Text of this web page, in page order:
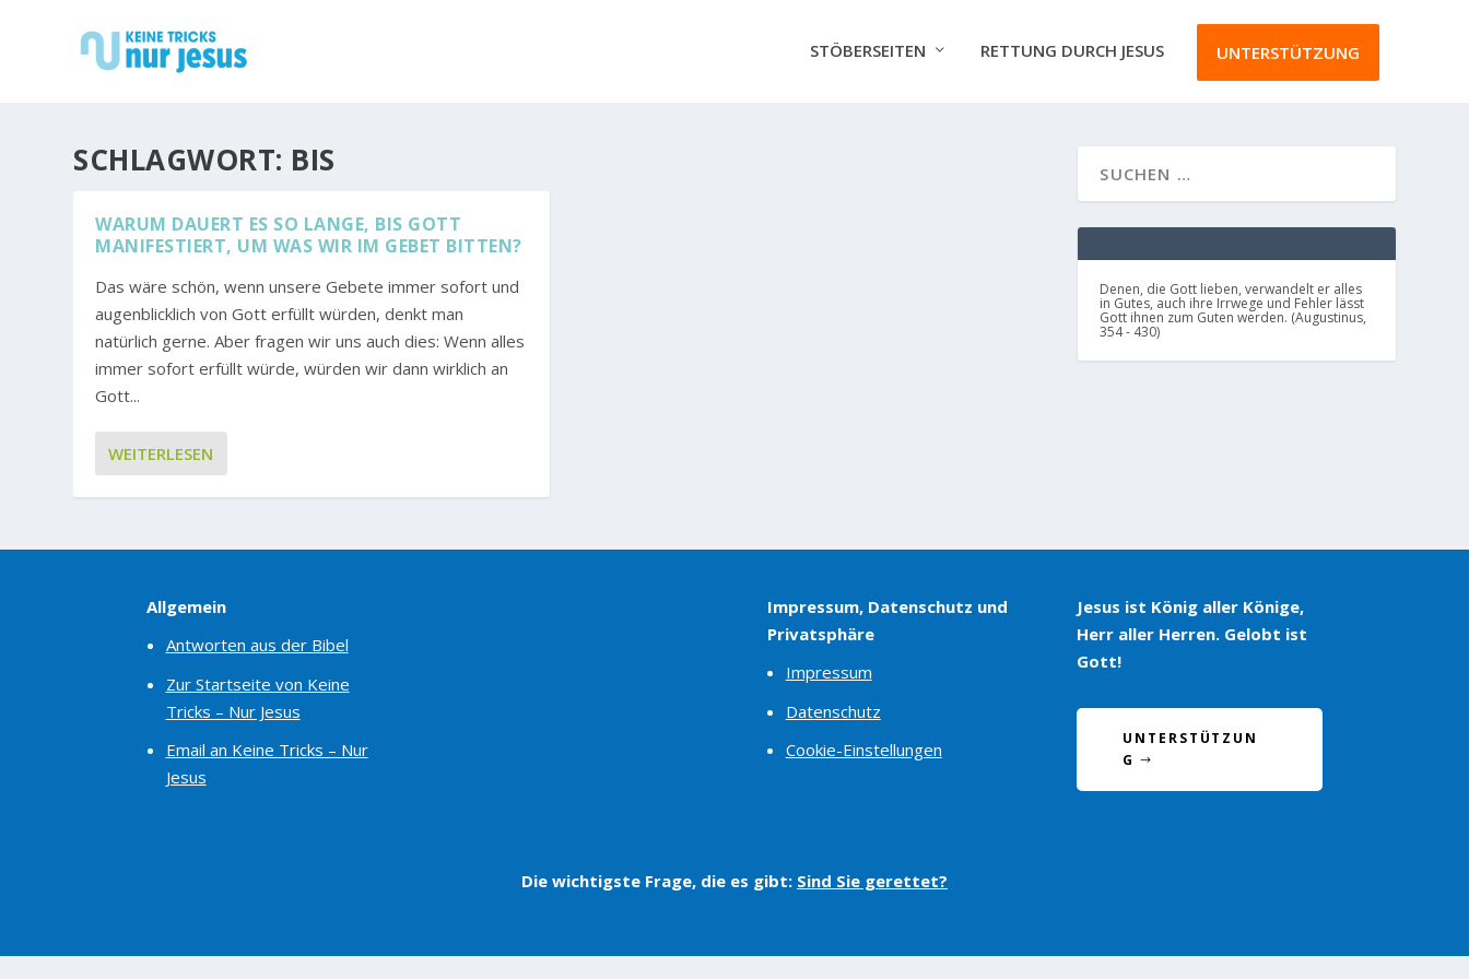
STÖBERSEITEN RETTUNG DURCH JESUS UNTERSTÜTZUNG
SCHLAGWORT: BIS
WARUM DAUERT ES SO LANGE, BIS GOTT
MANIFESTIERT, UM WAS WIR IM GEBET BITTEN?
Das wäre schön, wenn unsere Gebete immer sofort und
augenblicklich von Gott erfüllt würden, denkt man
natürlich gerne. Aber fragen wir uns auch dies: Wenn alles
immer sofort erfüllt würde, würden wir dann wirklich an
Gott...
WEITERLESEN
Denen, die Gott lieben, verwandelt er alles
in Gutes, auch ihre Irrwege und Fehler lässt
Gott ihnen zum Guten werden. (Augustinus,
354 - 430)
Allgemein
Antworten aus der Bibel
Zur Startseite von Keine
Tricks – Nur Jesus
Email an Keine Tricks – Nur
Jesus
Impressum, Datenschutz und
Privatsphäre
Impressum
Datenschutz
Cookie-Einstellungen
Jesus ist König aller Könige,
Herr aller Herren. Gelobt ist
Gott!
UNTERSTÜTZUN
G
Die wichtigste Frage, die es gibt: Sind Sie gerettet?